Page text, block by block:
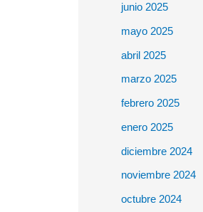
junio 2025
mayo 2025
abril 2025
marzo 2025
febrero 2025
enero 2025
diciembre 2024
noviembre 2024
octubre 2024